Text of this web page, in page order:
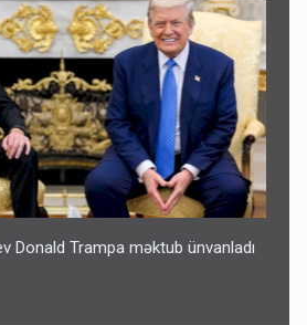
Donald Trampa məktub ünvanladı